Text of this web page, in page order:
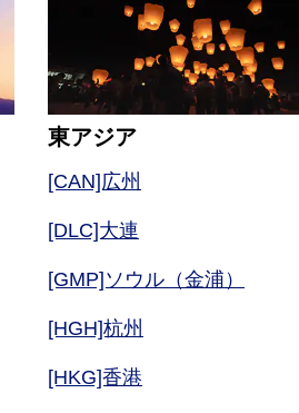
東アジア
[CAN]広州
[DLC]大連
[GMP]ソウル（金浦）
[HGH]杭州
[HKG]香港